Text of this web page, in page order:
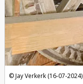
Jay Verkerk (16-07-2024)